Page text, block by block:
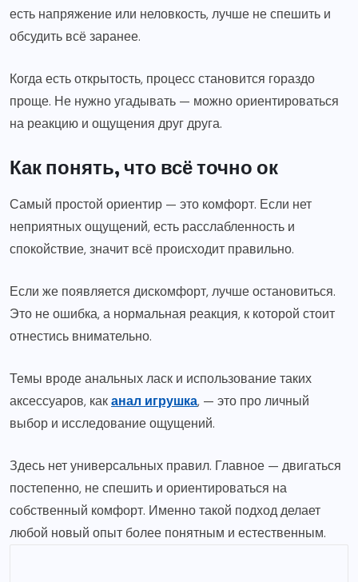
есть напряжение или неловкость, лучше не спешить и
обсудить всё заранее.
Когда есть открытость, процесс становится гораздо
проще. Не нужно угадывать — можно ориентироваться
на реакцию и ощущения друг друга.
Как понять, что всё точно ок
Самый простой ориентир — это комфорт. Если нет
неприятных ощущений, есть расслабленность и
спокойствие, значит всё происходит правильно.
Если же появляется дискомфорт, лучше остановиться.
Это не ошибка, а нормальная реакция, к которой стоит
отнестись внимательно.
Темы вроде анальных ласк и использование таких
аксессуаров, каканал игрушка, — это про личный
выбор и исследование ощущений.
Здесь нет универсальных правил. Главное — двигаться
постепенно, не спешить и ориентироваться на
собственный комфорт. Именно такой подход делает
любой новый опыт более понятным и естественным.